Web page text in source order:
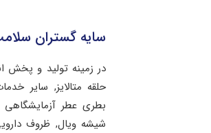
سایه گستران
در زمینه تولید و پخش
حلقه متالایز, سایر
بطری عطر
شیشه ویال, ظروف